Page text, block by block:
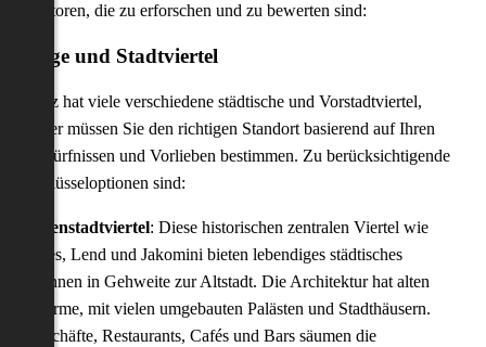
Faktoren, die zu erforschen und zu bewerten sind:
Lage und Stadtviertel
Graz hat viele verschiedene städtische und Vorstadtviertel,
daher müssen Sie den richtigen Standort basierend auf Ihren
Bedürfnissen und Vorlieben bestimmen. Zu berücksichtigende
Schlüsseloptionen sind:
Innenstadtviertel: Diese historischen zentralen Viertel wie
Gries, Lend und Jakomini bieten lebendiges städtisches
Wohnen in Gehweite zur Altstadt. Die Architektur hat alten
Charme, mit vielen umgebauten Palästen und Stadthäusern.
Geschäfte, Restaurants, Cafés und Bars säumen die